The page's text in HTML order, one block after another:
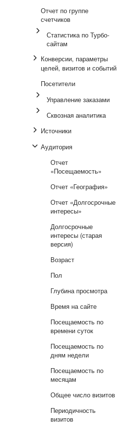
Отчет по группе
счетчиков
Статистика по Турбо-
сайтам
Конверсии, параметры
целей, визитов и событий
Посетители
Управление заказами
Сквозная аналитика
Источники
Аудитория
Отчет
«Посещаемость»
Отчет «География»
Отчет «Долгосрочные
интересы»
Долгосрочные
интересы (старая
версия)
Возраст
Пол
Глубина просмотра
Время на сайте
Посещаемость по
времени суток
Посещаемость по
дням недели
Посещаемость по
месяцам
Общее число визитов
Периодичность
визитов